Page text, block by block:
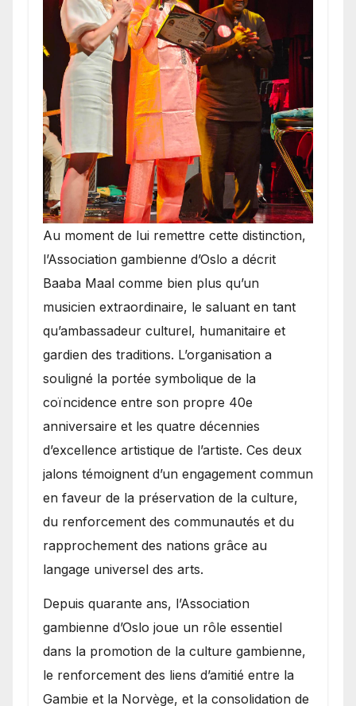
​Au moment de lui remettre cette distinction,
l’Association gambienne d’Oslo a décrit
Baaba Maal comme bien plus qu’un
musicien extraordinaire, le saluant en tant
qu’ambassadeur culturel, humanitaire et
gardien des traditions. L’organisation a
souligné la portée symbolique de la
coïncidence entre son propre 40e
anniversaire et les quatre décennies
d’excellence artistique de l’artiste. Ces deux
jalons témoignent d’un engagement commun
en faveur de la préservation de la culture,
du renforcement des communautés et du
rapprochement des nations grâce au
langage universel des arts.
​Depuis quarante ans, l’Association
gambienne d’Oslo joue un rôle essentiel
dans la promotion de la culture gambienne,
le renforcement des liens d’amitié entre la
Gambie et la Norvège, et la consolidation de